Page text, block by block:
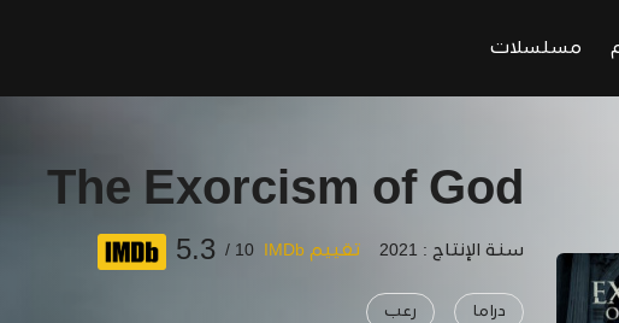
مسلسلات
The Exorcism of God
سنة الإنتاج : 2021 تقييم IMDb 10 /
5.3
دراما رعب